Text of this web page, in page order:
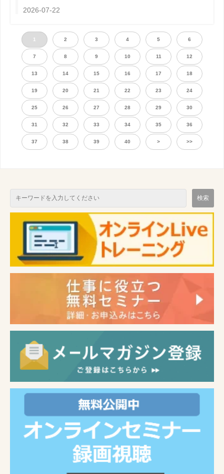
2026-07-22
1 2 3 4 5 6
7 8 9 10 11 12
13 14 15 16 17 18
19 20 21 22 23 24
25 26 27 28 29 30
31 32 33 34 35 36
37 38 39 40 > >>